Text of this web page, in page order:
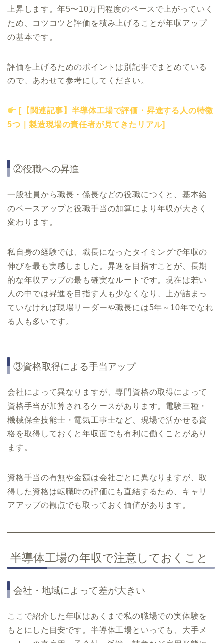
上昇します。年5〜10万円程度のペースで上がっていく
ため、コツコツと評価を積み上げることが年収アップ
の基本です。
評価を上げるためのポイントは別記事でまとめている
ので、あわせて参考にしてください。
[【関連記事】半導体工場で評価・昇進する人の特徴
5つ｜製造現場の責任者が見てきたリアル]
②役職への昇進
一般社員から職長・係長などの役職につくと、基本給
のベースアップと役職手当の加算により年収が大きく
変わります。
私自身の経験では、職長になったタイミングで年収の
伸びを最も実感しました。昇進を目指すことが、長期
的な年収アップの最も確実なルートです。現在は若い
人の中では昇進を目指す人も少なくなり、上が詰まっ
ていなければ現場リーダーや職長には5年～10年でなれ
る人も多いです。
③資格取得による手当アップ
会社によって異なりますが、専門資格の取得によって
資格手当が加算されるケースがあります。電験三種・
機械保全技能士・電気工事士など、現場で活かせる資
格を取得しておくと年収面でも有利に働くことがあり
ます。
資格手当の有無や金額は会社ごとに異なりますが、取
得した資格は転職時の評価にも直結するため、キャリ
アアップの観点でも取っておく価値があります。
半導体工場の年収で注意しておくこと
会社・地域によって差が大きい
ここで紹介した年収はあくまで私の職場での実体験を
もとにした目安です。半導体工場といっても、大手メ